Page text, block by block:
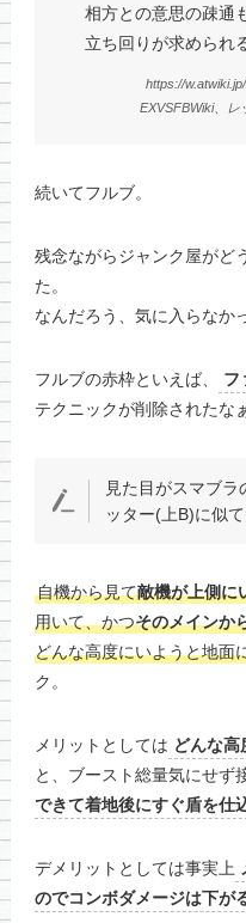
相方との意思の疎通
立ち回りが求められ
https://
EXVSFBWiki、
続いてフルブ。
残念ながらジャンク屋がど
た。
なんだろう、気に入らなか
フルブの赤枠といえば、 フ
テクニックが削除されたな
見た目がスマブ
ッター(上B)に似
自機から見て敵機が上側に
用いて、かつそのメインか
どんな高度にいようと地面
ク。
メリットとしては どんな高
と、ブースト総量気にせず
できて着地後にすぐ盾を仕
デメリットとしては事実上
のでコンボダメージは下が